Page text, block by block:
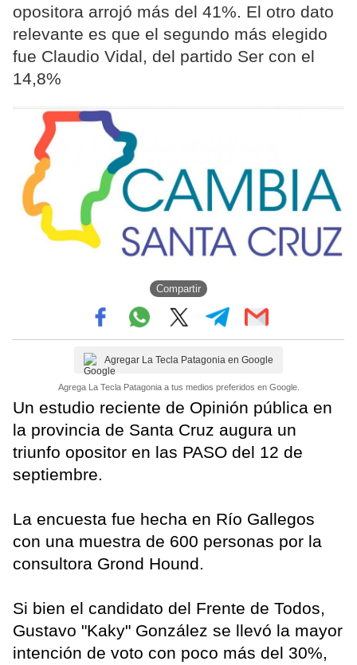
opositora arrojó más del 41%. El otro dato
relevante es que el segundo más elegido
fue Claudio Vidal, del partido Ser con el
14,8%
Compartir
Agregar La Tecla Patagonia en Google
Agrega La Tecla Patagonia a tus medios preferidos en Google.
Un estudio reciente de Opinión pública en
la provincia de Santa Cruz augura un
triunfo opositor en las PASO del 12 de
septiembre.
La encuesta fue hecha en Río Gallegos
con una muestra de 600 personas por la
consultora Grond Hound.
Si bien el candidato del Frente de Todos,
Gustavo "Kaky" González se llevó la mayor
intención de voto con poco más del 30%,